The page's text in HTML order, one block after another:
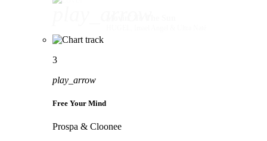
3
play_arrow
Free Your Mind
Prospa & Cloonee